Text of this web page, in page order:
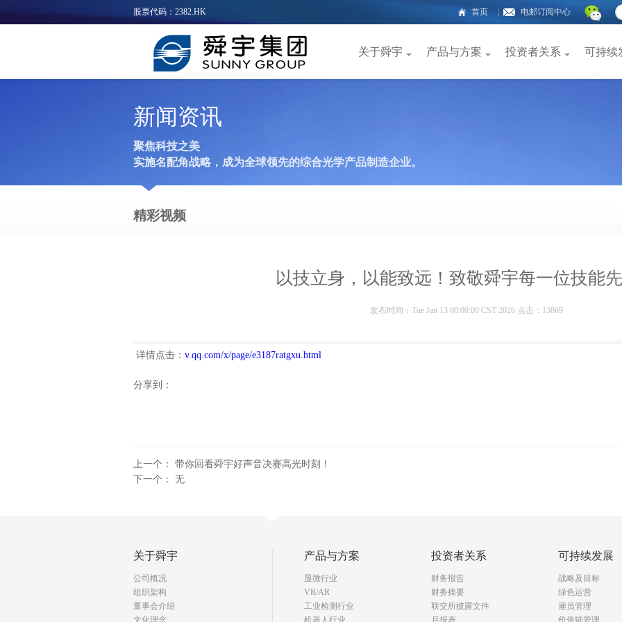
股票代码：2382.HK 首页 电邮订阅中心
关于舜宇 产品与方案 投资者关系 可持续
新闻资讯
聚焦科技之美
实施名配角战略，成为全球领先的综合光学产品制造企业。
精彩视频
以技立身，以能致远！致敬舜宇每一位技能
发布时间：Tue Jan 13 00:00:00 CST 2026 点击：13869
详情点击： v.qq.com/x/page/e3187ratgxu.html
分享到：
上一个： 带你回看舜宇好声音决赛高光时刻！
下一个： 无
关于舜宇
公司概况
组织架构
董事会介绍
文化理念
产品与方案
显微行业
VR/AR
工业检测行业
机器人行业
投资者关系
财务报告
财务摘要
联交所披露文件
月报表
可持续发展
战略及目标
绿色运营
雇员管理
价值链管理